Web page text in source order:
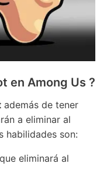
en Among Us ?
además de tener
a eliminar al
habilidades son:
eliminará al